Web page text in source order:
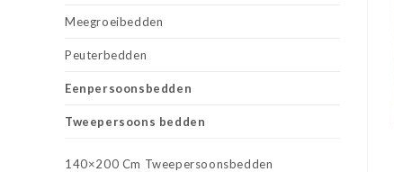
Meegroeibedden
Peuterbedden
Eenpersoonsbedden
Tweepersoons bedden
140×200 Cm Tweepersoonsbedden